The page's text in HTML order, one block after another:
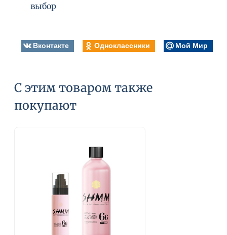
выбор
Вконтакте Одноклассники Мой Мир
С этим товаром также
покупают